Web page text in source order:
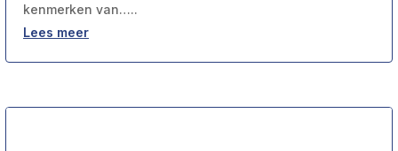
kenmerken van…..
Lees meer